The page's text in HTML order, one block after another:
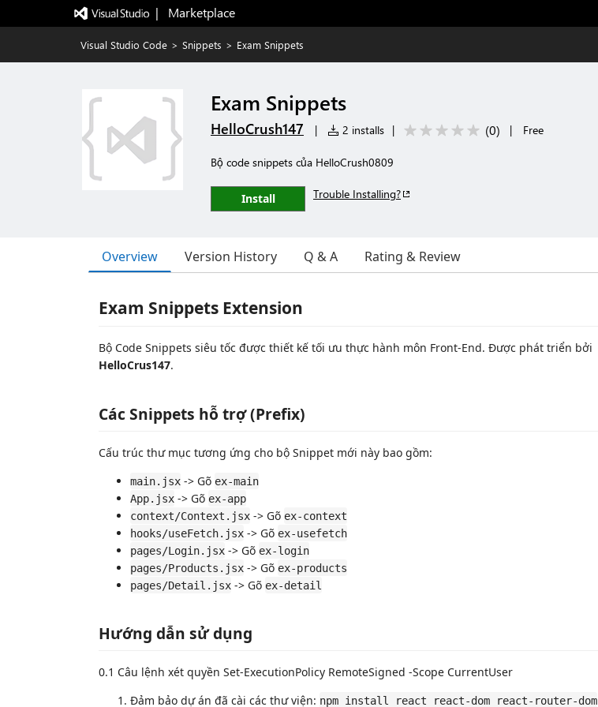
|   Marketplace
Visual Studio Code > Snippets > Exam Snippets
Exam Snippets
HelloCrush147 | 2 installs | (0) | Free
Bộ code snippets của HelloCrush0809
Install Trouble Installing?
Overview Version History Q & A Rating & Review
Exam Snippets Extension
Bộ Code Snippets siêu tốc được thiết kế tối ưu thực hành môn Front-End. Được phát triển bởi
HelloCrus147.
Các Snippets hỗ trợ (Prefix)
Cấu trúc thư mục tương ứng cho bộ Snippet mới này bao gồm:
main.jsx -> Gõ ex-main
App.jsx -> Gõ ex-app
context/Context.jsx -> Gõ ex-context
hooks/useFetch.jsx -> Gõ ex-usefetch
pages/Login.jsx -> Gõ ex-login
pages/Products.jsx -> Gõ ex-products
pages/Detail.jsx -> Gõ ex-detail
Hướng dẫn sử dụng
0.1 Câu lệnh xét quyền Set-ExecutionPolicy RemoteSigned -Scope CurrentUser
Đảm bảo dự án đã cài các thư viện: npm install react react-dom react-router-dom